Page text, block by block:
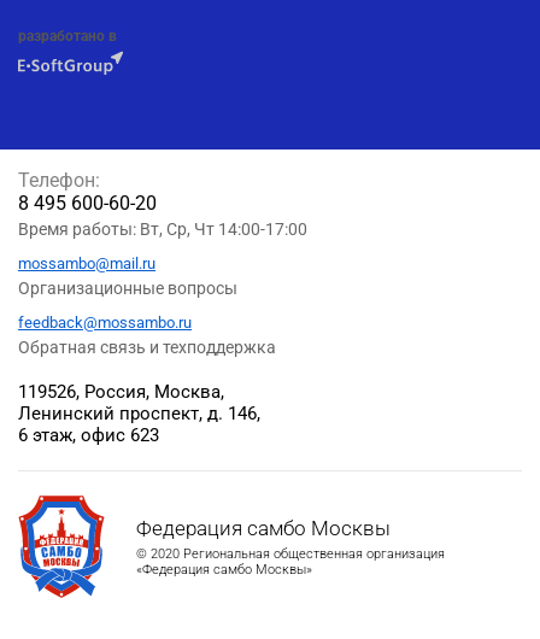
разработано в
Федерация самбо Москвы
© 2020 Региональная общественная организация
«Федерация самбо Москвы»
119526, Россия, Москва,
Ленинский проспект, д. 146,
6 этаж, офис 623
Телефон:
8 495 600-60-20
Время работы: Вт, Ср, Чт 14:00-17:00
mossambo@mail.ru
Организационные вопросы
feedback@mossambo.ru
Обратная связь и техподдержка